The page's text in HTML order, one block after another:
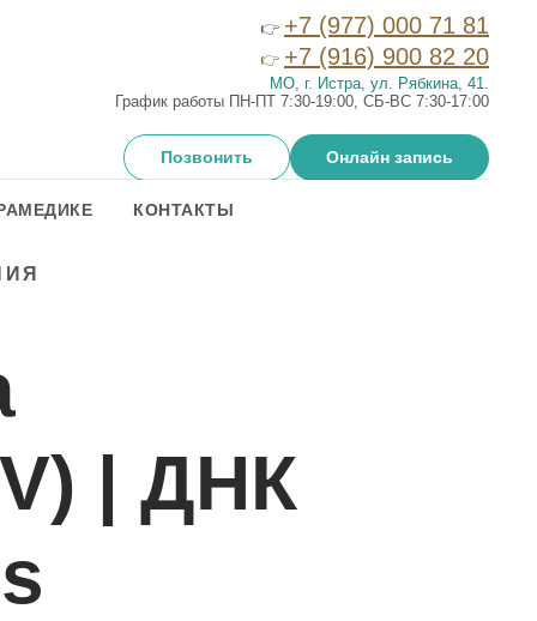
👉 +7 (977) 000 71 81
👉 +7 (916) 900 82 20
МО, г. Истра, ул. Рябкина, 41.
График работы ПН-ПТ 7:30-19:00, СБ-ВС 7:30-17:00
Позвонить Онлайн запись
КОНТАКТЫ
| ДНК